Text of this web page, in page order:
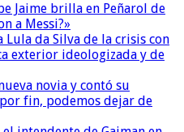
Jaime brilla en Peñarol de
a Messi?»
Lula da Silva de la crisis con
exterior ideologizada y de
novia y contó su
fin, podemos dejar de